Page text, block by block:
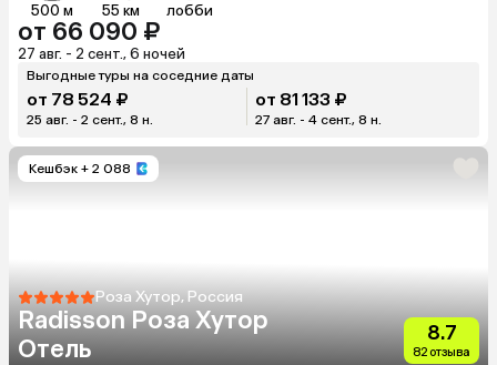
500 м 55 км лобби
от 66 090 ₽
27 авг. - 2 сент., 6 ночей
Выгодные туры на соседние даты
от 78 524 ₽
25 авг. - 2 сент., 8 н.
от 81 133 ₽
27 авг. - 4 сент., 8 н.
Кешбэк + 2 088
Роза Хутор, Россия
Radisson Роза Хутор
Отель
8.7
82 отзыва